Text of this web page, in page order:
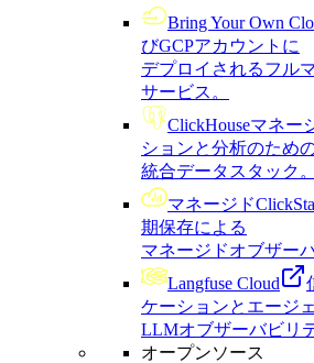
Bring Your Own
びGCPアカウントに
デプロイされるフル
サービス。
ClickHouseマネー
ションと分析のため
統合データスタック。
マネージド
期保存による
マネージドオブザー
Langfuse Cloud
ケーションとエージ
LLMオブザーバビリ
オープンソース